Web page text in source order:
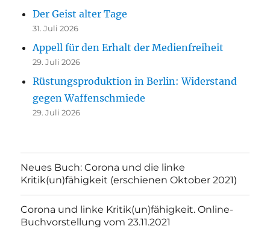
Der Geist alter Tage
31. Juli 2026
Appell für den Erhalt der Medienfreiheit
29. Juli 2026
Rüstungsproduktion in Berlin: Widerstand
gegen Waffenschmiede
29. Juli 2026
Neues Buch: Corona und die linke
Kritik(un)fähigkeit (erschienen Oktober 2021)
Corona und linke Kritik(un)fähigkeit. Online-
Buchvorstellung vom 23.11.2021